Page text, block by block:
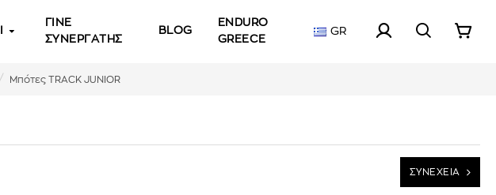
ΓΙΝΕ
ΣΥΝΕΡΓΑΤΗΣ
BLOG
ENDURO
GREECE
GR
Μπότες TRACK JUNIOR
ΣΥΝΕΧΕΙΑ